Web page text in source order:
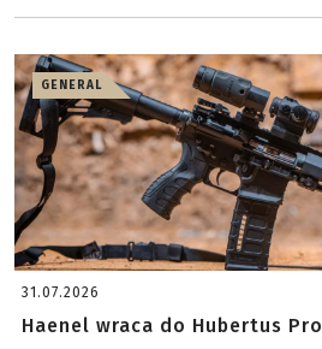
GENERAL
31.07.2026
Haenel wraca do Hubertus Pro